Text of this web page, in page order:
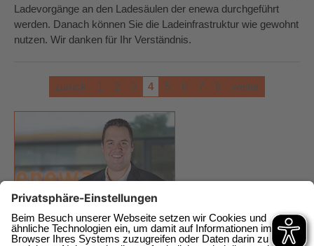
Ladevorgänge an den Ladesäulen der enewa durchgeführt
werden. Danach können Sie die Ladeinfrastruktur wie gewohnt
nutzen. Wir danken für Ihr Verständnis.
zurück 1 2 3 4 5 6 7 8 weiter